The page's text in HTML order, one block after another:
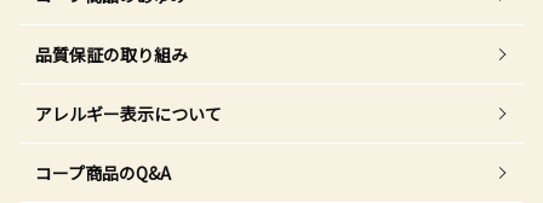
品質保証の取り組み
アレルギー表示について
コープ商品のQ&A